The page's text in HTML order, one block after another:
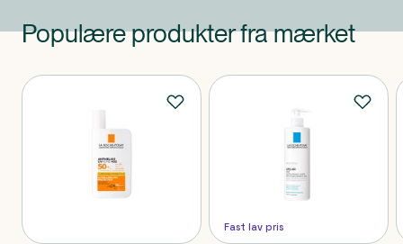
Populære produkter fra mærket
Produkter
Fast lav pris